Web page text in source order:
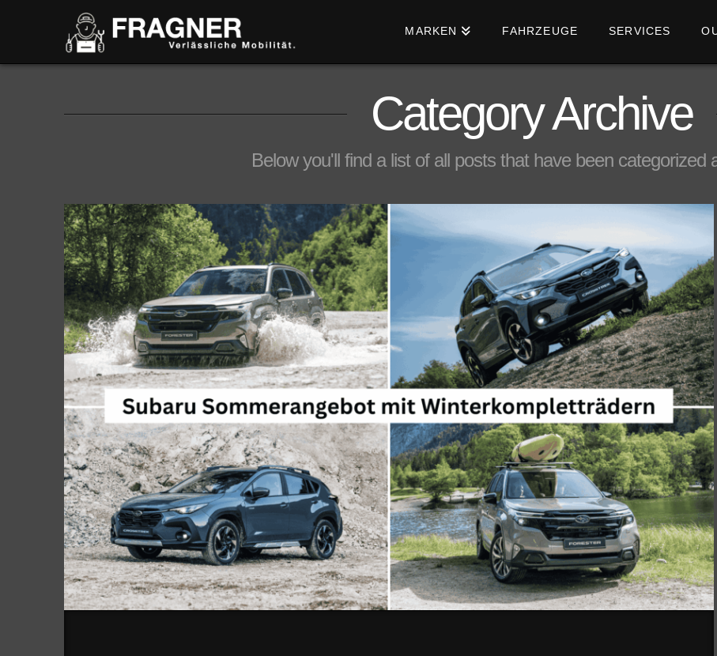
MARKEN FAHRZEUGE SERVICES
Category Archive
Below you'll find a list of all posts that have been categorized